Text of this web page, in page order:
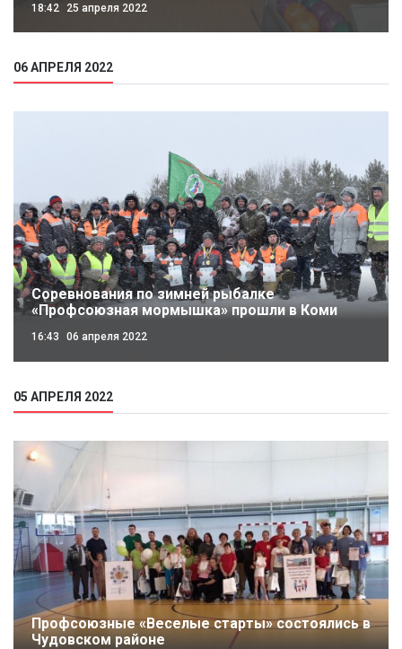
18:42 25 апреля 2022
06 АПРЕЛЯ 2022
Соревнования по зимней рыбалке
«Профсоюзная мормышка» прошли в Коми
16:43 06 апреля 2022
05 АПРЕЛЯ 2022
Профсоюзные «Веселые старты» состоялись в
Чудовском районе